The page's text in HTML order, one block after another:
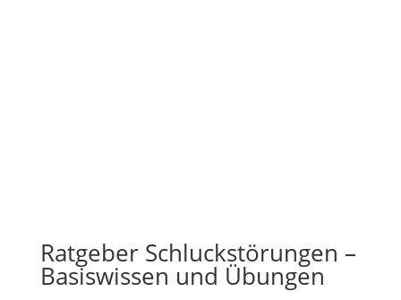
Ratgeber Schluckstörungen –
Basiswissen und Übungen